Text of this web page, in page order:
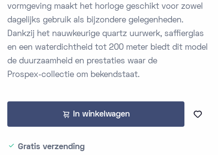
vormgeving maakt het horloge geschikt voor zowel
dagelijks gebruik als bijzondere gelegenheden.
Dankzij het nauwkeurige quartz uurwerk, saffierglas
en een waterdichtheid tot 200 meter biedt dit model
de duurzaamheid en prestaties waar de
Prospex‑collectie om bekendstaat.
In winkelwagen
Gratis verzending